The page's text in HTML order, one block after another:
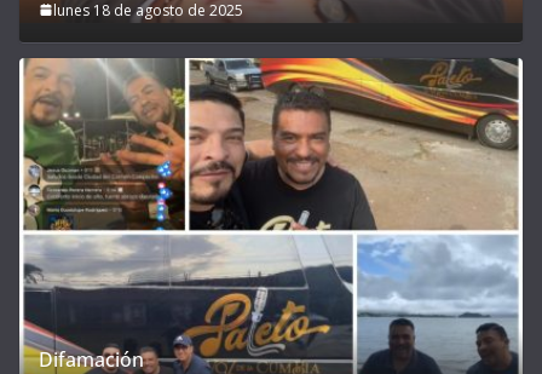
lunes 18 de agosto de 2025
Difamación